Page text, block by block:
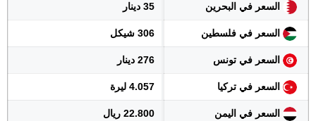
السعر في البحرين 35 دينار
السعر في فلسطين 306 شيكل
السعر في تونس 276 دينار
السعر في تركيا 4.057 ليرة
السعر في اليمن 22.800 ريال